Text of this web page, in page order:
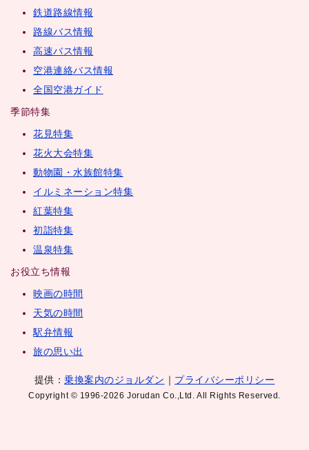
鉄道路線情報
路線バス情報
高速バス情報
空港連絡バス情報
全国空港ガイド
季節特集
花見特集
花火大会特集
動物園・水族館特集
イルミネーション特集
紅葉特集
初詣特集
温泉特集
お役立ち情報
映画の時間
天気の時間
駅弁情報
旅の思い出
提供：乗換案内のジョルダン ｜ プライバシーポリシー
Copyright © 1996-2026 Jorudan Co.,Ltd. All Rights Reserved.